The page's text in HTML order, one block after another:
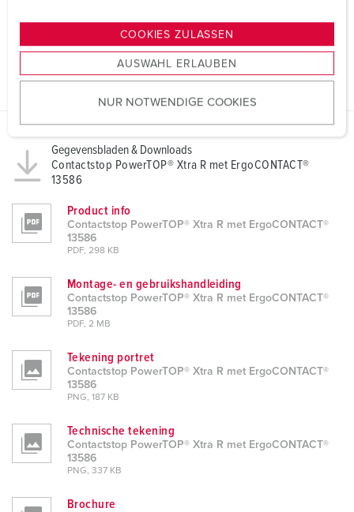
s
u
w
h
l
COOKIES ZULASSEN
AUSWAHL ERLAUBEN
NUR NOTWENDIGE COOKIES
Gegevensbladen & Downloads
Contactstop PowerTOP® Xtra R met ErgoCONTACT®
13586
Product info
Contactstop PowerTOP® Xtra R met ErgoCONTACT®
13586
PDF, 298 KB
Montage- en gebruikshandleiding
Contactstop PowerTOP® Xtra R met ErgoCONTACT®
13586
PDF, 2 MB
Tekening portret
Contactstop PowerTOP® Xtra R met ErgoCONTACT®
13586
PNG, 187 KB
Technische tekening
Contactstop PowerTOP® Xtra R met ErgoCONTACT®
13586
PNG, 337 KB
Brochure